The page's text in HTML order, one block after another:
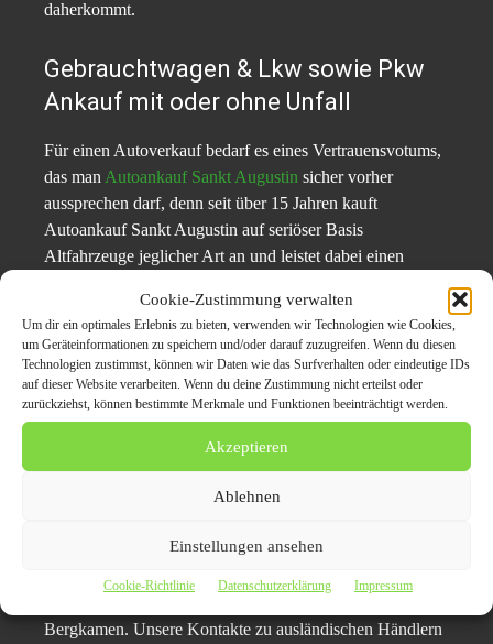
Cookie-Zustimmung verwalten
Um dir ein optimales Erlebnis zu bieten, verwenden wir Technologien wie Cookies,
um Geräteinformationen zu speichern und/oder darauf zuzugreifen. Wenn du diesen
Technologien zustimmst, können wir Daten wie das Surfverhalten oder eindeutige IDs
auf dieser Website verarbeiten. Wenn du deine Zustimmung nicht erteilst oder
zurückziehst, können bestimmte Merkmale und Funktionen beeinträchtigt werden.
Akzeptieren
Ablehnen
Einstellungen ansehen
Cookie-Richtlinie Datenschutzerklärung Impressum
daherkommt.
Gebrauchtwagen & Lkw sowie Pkw
Ankauf mit oder ohne Unfall
Für einen Autoverkauf bedarf es eines Vertrauensvotums,
das man Autoankauf Sankt Augustin sicher vorher
aussprechen darf, denn seit über 15 Jahren kauft
Autoankauf Sankt Augustin auf seriöser Basis
Altfahrzeuge jeglicher Art an und leistet dabei einen
Abmelden der gebrauchten Autos. Geschulte Mitarbeiter
verladen das gebrauchte Auto in Sankt Augustin – wenn
nötig, auch auf einen Tieflader – und leisten einen
sicheren und gewissenhaften Service bei der Übergabe
des Gebrauchtwagens.
Firmenbeschreibung
Unsere Firma blickt auf mehr als 15 Jahre Erfahrung im
und LKW-Ankauf Sankt Augustin sowie auf den Ankauf
Sankt Augustin von Mängelfahrzeugen: Motordefekt in
Bergkamen. Unsere Kontakte zu ausländischen Händlern